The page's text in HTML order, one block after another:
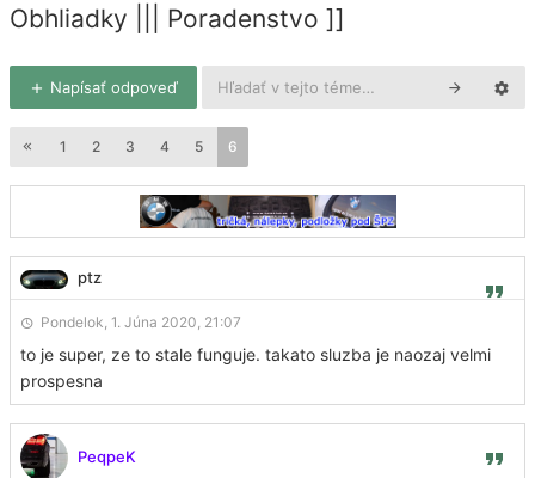
Obhliadky ||| Poradenstvo ]]
Napísať odpoveď
1 2 3 4 5 6
ptz
Pondelok, 1. Júna 2020, 21:07
to je super, ze to stale funguje. takato sluzba je naozaj velmi
prospesna
PeqpeK